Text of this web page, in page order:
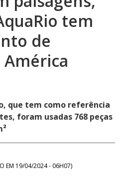
tem
de
que tem como referência
foram usadas 768 peças
EM 19/04/2024 - 06H07)